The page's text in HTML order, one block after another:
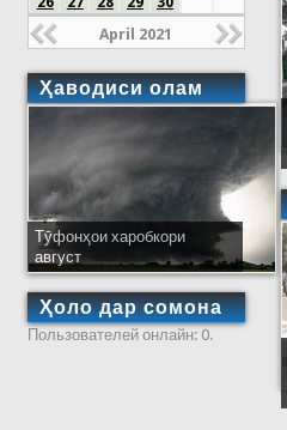
April 2021
Ҳаводиси олам
Тӯфонҳои харобкори
август
Ҳоло дар сомона
Пользователей онлайн: 0.